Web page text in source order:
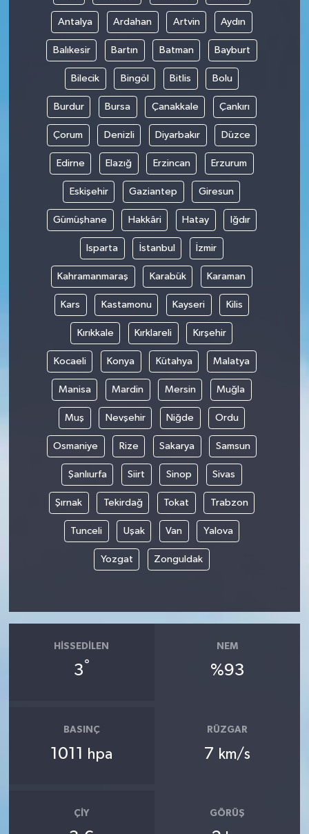
Antalya Ardahan Artvin Aydın
Balıkesir Bartın Batman Bayburt
Bilecik Bingöl Bitlis Bolu
Burdur Bursa Çanakkale Çankırı
Çorum Denizli Diyarbakır Düzce
Edirne Elazığ Erzincan Erzurum
Eskişehir Gaziantep Giresun
Gümüşhane Hakkâri Hatay Iğdır
Isparta İstanbul İzmir
Kahramanmaraş Karabük Karaman
Kars Kastamonu Kayseri Kilis
Kırıkkale Kırklareli Kırşehir
Kocaeli Konya Kütahya Malatya
Manisa Mardin Mersin Muğla
Muş Nevşehir Niğde Ordu
Osmaniye Rize Sakarya Samsun
Şanlıurfa Siirt Sinop Sivas
Şırnak Tekirdağ Tokat Trabzon
Tunceli Uşak Van Yalova
Yozgat Zonguldak
HISSEDILEN
3°
NEM
%93
BASINÇ
1011 hpa
RÜZGAR
7 km/s
ÇIY GÖRÜŞ